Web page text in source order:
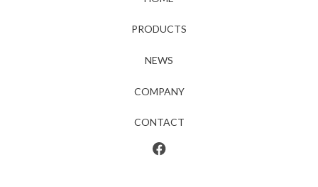
PRODUCTS
NEWS
COMPANY
CONTACT